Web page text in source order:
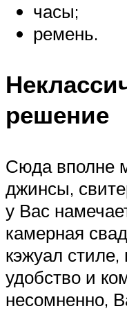
часы;
ремень.
решение
Сюда вполне
джинсы,
у Вас
камерная
кэжуал стиле,
удобство и
несомненно,